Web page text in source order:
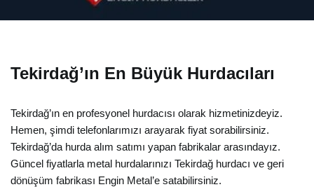
Tekirdağ’ın En Büyük Hurdacıları
Tekirdağ’ın en profesyonel hurdacısı olarak hizmetinizdeyiz.
Hemen, şimdi telefonlarımızı arayarak fiyat sorabilirsiniz.
Tekirdağ’da hurda alım satımı yapan fabrikalar arasındayız.
Güncel fiyatlarla metal hurdalarınızı Tekirdağ hurdacı ve geri
dönüşüm fabrikası Engin Metal’e satabilirsiniz.